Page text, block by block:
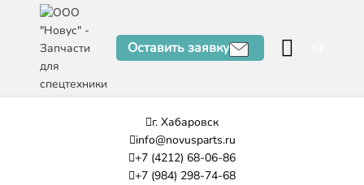
Оставить заявку
г. Хабаровск
info@novusparts.ru
+7 (4212) 68-06-86
+7 (984) 298-74-68